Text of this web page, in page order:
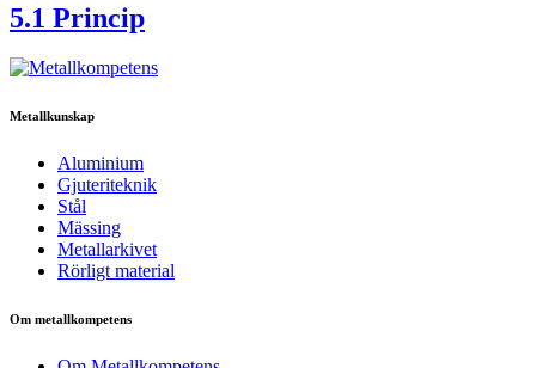
5.1 Princip
Metallkunskap
Aluminium
Gjuteriteknik
Stål
Mässing
Metallarkivet
Rörligt material
Om metallkompetens